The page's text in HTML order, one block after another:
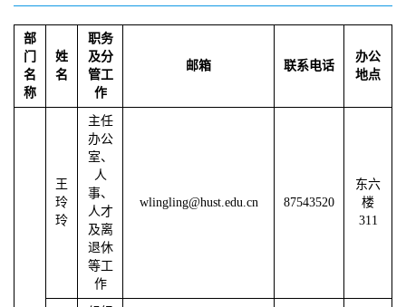
部
门
名
称
姓
名
职务
及分
管工
作
邮箱 联系电话
办公
地点
王
玲
玲
主任
办公
室、
人
事、
人才
及离
退休
等工
作
wlingling@hust.edu.cn 87543520
东六
楼
311